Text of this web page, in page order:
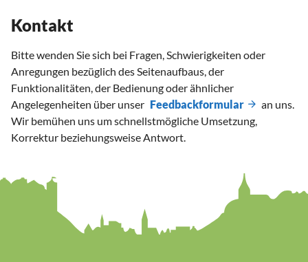
Kontakt
Bitte wenden Sie sich bei Fragen, Schwierigkeiten oder
Anregungen bezüglich des Seitenaufbaus, der
Funktionalitäten, der Bedienung oder ähnlicher
Angelegenheiten über unser Feedbackformular
an uns.
Wir bemühen uns um schnellstmögliche Umsetzung,
Korrektur beziehungsweise Antwort.